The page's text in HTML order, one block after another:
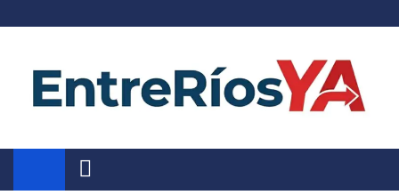
Noticias de Entre Ríos
Información de toda la provincia ahora